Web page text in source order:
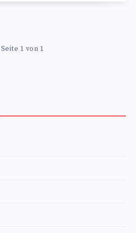
Seite 1 von 1